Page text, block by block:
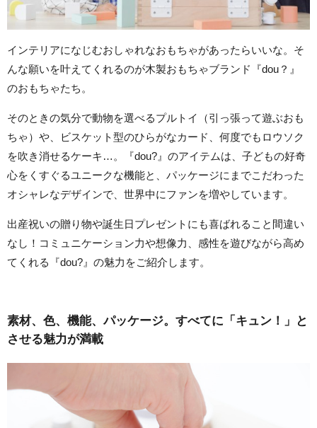
インテリアになじむおしゃれなおもちゃがあったらいいな。そ
んな願いを叶えてくれるのが木製おもちゃブランド『dou？』
のおもちゃたち。
そのときの気分で動物を選べるプルトイ（引っ張って遊ぶおも
ちゃ）や、ビスケット型のひらがなカード、何度でもロウソク
を吹き消せるケーキ…。『dou?』のアイテムは、子どもの好奇
心をくすぐるユニークな機能と、パッケージにまでこだわった
オシャレなデザインで、世界中にファンを増やしています。
出産祝いの贈り物や誕生日プレゼントにも喜ばれること間違い
なし！コミュニケーション力や想像力、感性を遊びながら高め
てくれる『dou?』の魅力をご紹介します。
素材、色、機能、パッケージ。すべてに「キュン！」と
させる魅力が満載